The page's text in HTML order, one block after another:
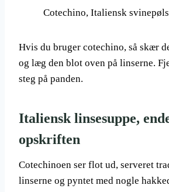
Cotechino, Italiensk
Hvis du bruger cotechino, så skær
og læg den blot oven på linserne.
steg på panden.
Italiensk linsesuppe,
opskriften
Cotechinoen ser flot ud, serveret
linserne og pyntet med nogle